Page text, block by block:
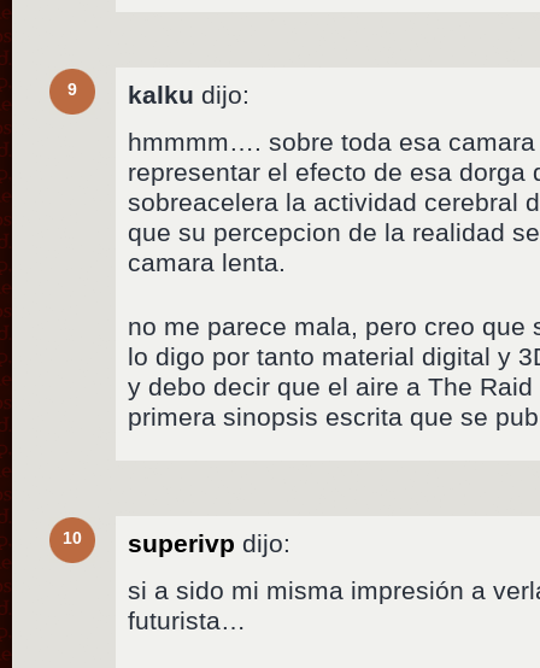
9 kalku dijo:
hmmmm…. sobre toda esa
representar el efecto de esa dorga
sobreacelera la actividad cerebral
que su percepcion de la realidad
camara lenta.
no me parece mala, pero creo que
lo digo por tanto material digital y
y debo decir que el aire a The
primera sinopsis escrita que se
10 superivp dijo:
si a sido mi misma impresión a
futurista…